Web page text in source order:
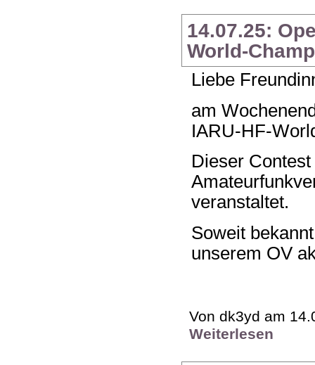
14.07.25:
World-
Liebe
am
IARU-HF-
Dieser
veranstaltet.
Soweit
unserem OV
Von dk3yd am
Weiterlesen